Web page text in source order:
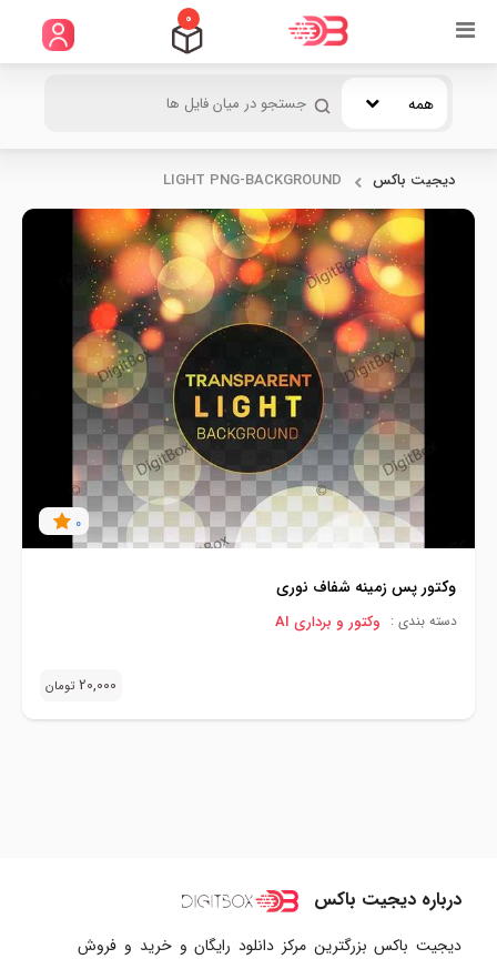
0
همه
دیجیت باکس LIGHT PNG-BACKGROUND
0
وکتور پس زمینه شفاف نوری
دسته بندی : وکتور و برداری AI
20,000 تومان
درباره دیجیت باکس
دیجیت باکس بزرگترین مرکز دانلود رایگان و خرید و فروش